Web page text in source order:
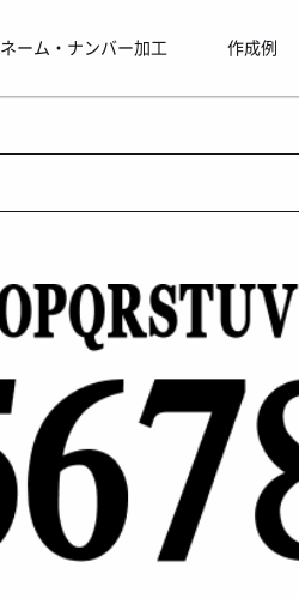
ネーム・ナンバー加工 作成例